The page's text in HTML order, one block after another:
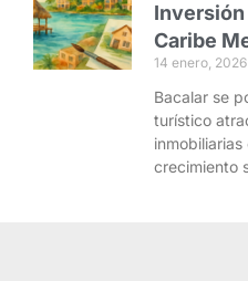
Inversión
Caribe
14 enero, 2026
Bacalar se
turístico
crecimiento